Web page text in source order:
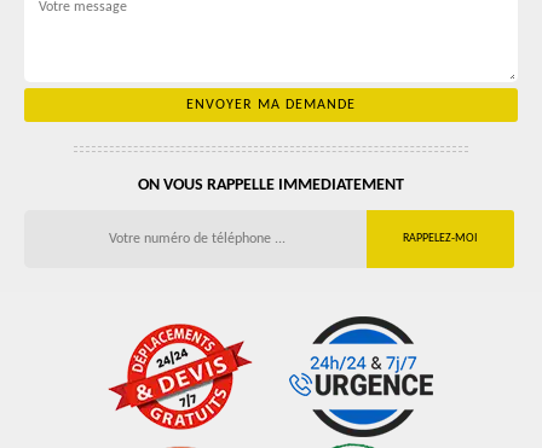
ON VOUS RAPPELLE IMMEDIATEMENT